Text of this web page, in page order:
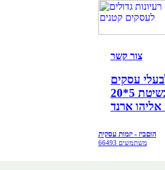
צור קשר
5*20
ארנד
הוםביז - יזמות עסקית
66493 משתמשים